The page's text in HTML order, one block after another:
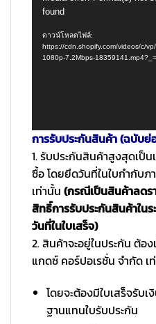
found
ดาวน์โหลดไฟล์:
https://cdn.shopify.com/videos/c/
1080p-7.2Mbps-
การรับประกันสินค้า (ฉบับย่
1. รับประกันสินค้าสูงสุดเป็
ซื้อ โดยยึดวันที่ในใบกำกับภ
เท่านั้น (กรณีเป็นสินค้าลดร
สิทธิ์การรับประกันสินค้าในร
วันที่ในใบเสร็จ)
2. สินค้าจะอยู่ในประกัน ต้อ
แกดซ์ คอร์ปอเรชั่น จำกัด เ
โดยจะต้องมีใบเสร็จรับ
ฐานแทนใบรับประกัน